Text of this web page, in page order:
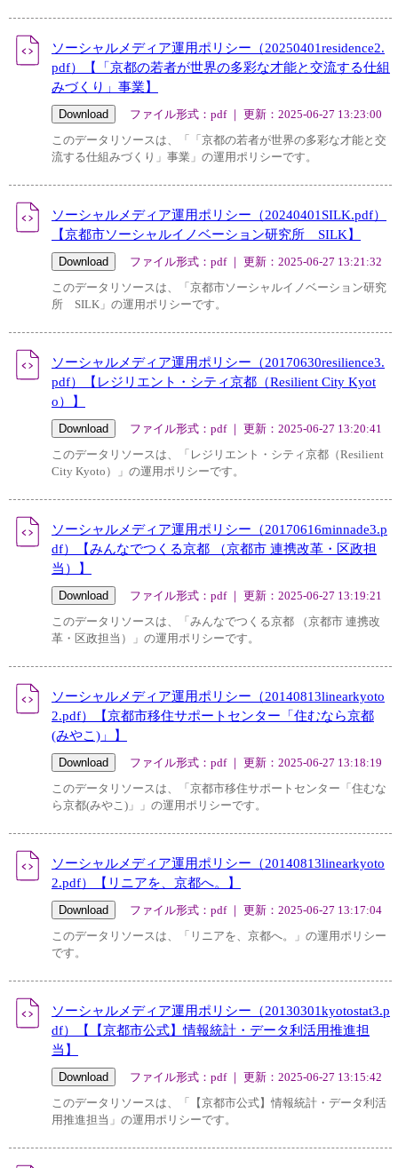
ソーシャルメディア運用ポリシー（20250401residence2.
pdf）【「京都の若者が世界の多彩な才能と交流する仕組
みづくり」事業】
ファイル形式：pdf ｜ 更新：2025-06-27 13:23:00
このデータリソースは、「「京都の若者が世界の多彩な才能と交
流する仕組みづくり」事業」の運用ポリシーです。
ソーシャルメディア運用ポリシー（20240401SILK.pdf）
【京都市ソーシャルイノベーション研究所 SILK】
ファイル形式：pdf ｜ 更新：2025-06-27 13:21:32
このデータリソースは、「京都市ソーシャルイノベーション研究
所 SILK」の運用ポリシーです。
ソーシャルメディア運用ポリシー（20170630resilience3.
pdf）【レジリエント・シティ京都（Resilient City Kyot
o）】
ファイル形式：pdf ｜ 更新：2025-06-27 13:20:41
このデータリソースは、「レジリエント・シティ京都（Resilient
City Kyoto）」の運用ポリシーです。
ソーシャルメディア運用ポリシー（20170616minnade3.p
df）【みんなでつくる京都 （京都市 連携改革・区政担
当）】
ファイル形式：pdf ｜ 更新：2025-06-27 13:19:21
このデータリソースは、「みんなでつくる京都 （京都市 連携改
革・区政担当）」の運用ポリシーです。
ソーシャルメディア運用ポリシー（20140813linearkyoto
2.pdf）【京都市移住サポートセンター「住むなら京都
(みやこ)」】
ファイル形式：pdf ｜ 更新：2025-06-27 13:18:19
このデータリソースは、「京都市移住サポートセンター「住むな
ら京都(みやこ)」」の運用ポリシーです。
ソーシャルメディア運用ポリシー（20140813linearkyoto
2.pdf）【リニアを、京都へ。】
ファイル形式：pdf ｜ 更新：2025-06-27 13:17:04
このデータリソースは、「リニアを、京都へ。」の運用ポリシー
です。
ソーシャルメディア運用ポリシー（20130301kyotostat3.p
df）【【京都市公式】情報統計・データ利活用推進担
当】
ファイル形式：pdf ｜ 更新：2025-06-27 13:15:42
このデータリソースは、「【京都市公式】情報統計・データ利活
用推進担当」の運用ポリシーです。